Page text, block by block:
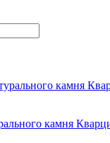
камня